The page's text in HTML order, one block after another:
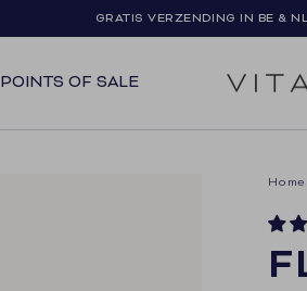
GRATIS VERZENDING IN BE & NL
POINTS OF SALE
Home